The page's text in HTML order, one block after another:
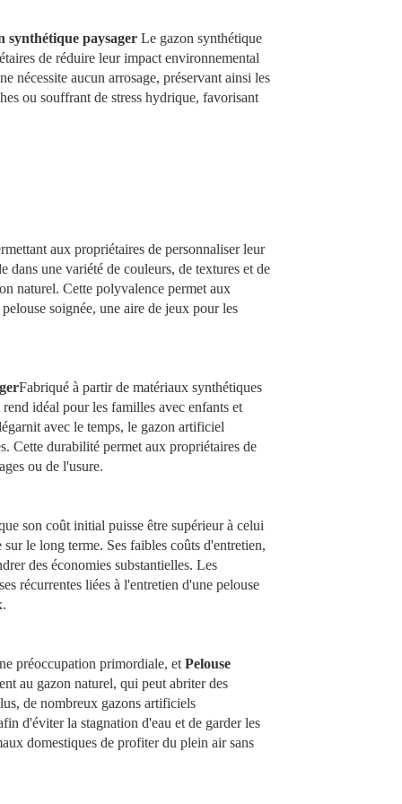
synthétique paysager Le gazon synthétique
de réduire leur impact environnemental
nécessite aucun arrosage, préservant ainsi les
ou souffrant de stress hydrique, favorisant
aux propriétaires de personnaliser leur
dans une variété de couleurs, de textures et de
naturel. Cette polyvalence permet aux
soignée, une aire de jeux pour les
Fabriqué à partir de matériaux synthétiques
idéal pour les familles avec enfants et
avec le temps, le gazon artificiel
Cette durabilité permet aux propriétaires de
ou de l'usure.
son coût initial puisse être supérieur à celui
le long terme. Ses faibles coûts d'entretien,
des économies substantielles. Les
récurrentes liées à l'entretien d'une pelouse
préoccupation primordiale, et Pelouse
au gazon naturel, qui peut abriter des
de nombreux gazons artificiels
d'éviter la stagnation d'eau et de garder les
domestiques de profiter du plein air sans